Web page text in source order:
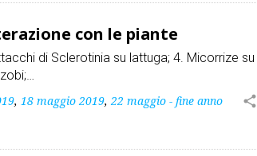
con le piante
di Sclerotinia su lattuga; 4. Micorrize su
, 18 maggio 2019, 22 maggio - fine anno
share